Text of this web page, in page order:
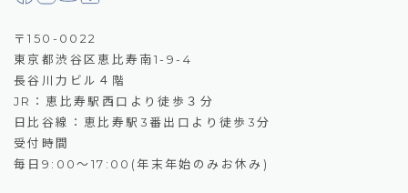
〒150-0022
東京都渋谷区恵比寿南1-9-4
長谷川力ビル４階
JR：恵比寿駅西口より徒歩３分
日比谷線：恵比寿駅3番出口より徒歩3分
受付時間
毎日9:00～17:00(年末年始のみお休み)